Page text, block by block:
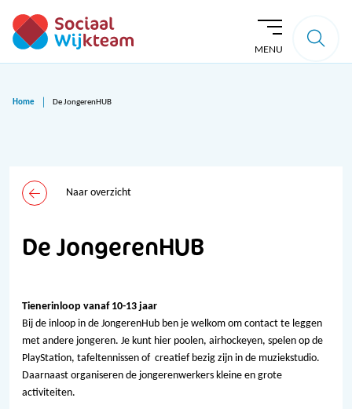
MENU
Home De JongerenHUB
Naar overzicht
De JongerenHUB
Tienerinloop vanaf 10-13 jaar
Bij de inloop in de JongerenHub ben je welkom om contact te leggen
met andere jongeren. Je kunt hier poolen, airhockeyen, spelen op de
PlayStation, tafeltennissen of creatief bezig zijn in de muziekstudio.
Daarnaast organiseren de jongerenwerkers kleine en grote
activiteiten.